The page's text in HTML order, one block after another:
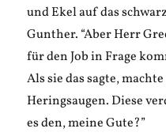
und Ekel auf das
Gunther. “Aber Herr
für den Job in Frage
Als sie das sagte,
Heringsaugen. Diese
es den, meine Gute?”